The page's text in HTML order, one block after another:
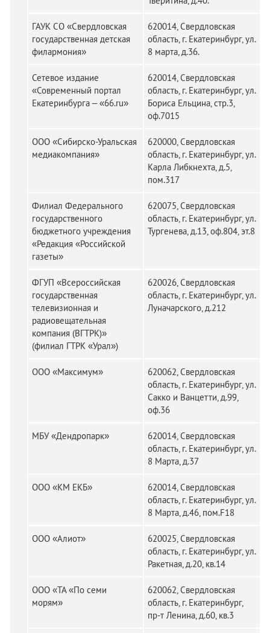
ГАУК СО «Свердловская
государственная детская
филармония»
620014, Свердловская
область, г. Екатеринбург, ул.
8 марта, д.36.
Сетевое издание
«Современный портал
Екатеринбурга ‒ «66.ru»
620014, Свердловская
область, г. Екатеринбург, ул.
Бориса Ельцина, стр.3,
оф.7015
ООО «Сибирско-Уральская
медиакомпания»
620000, Свердловская
область, г. Екатеринбург, ул.
Карла Либкнехта, д.5,
пом.317
Филиал Федерального
государственного
бюджетного учреждения
«Редакция «Российской
газеты»
620075, Свердловская
область, г. Екатеринбург, ул.
Тургенева, д.13, оф.804, эт.8
ФГУП «Всероссийская
государственная
телевизионная и
радиовещательная
компания (ВГТРК)»
(филиал ГТРК «Урал»)
620026, Свердловская
область, г. Екатеринбург, ул.
Луначарского, д.212
ООО «Максимум»
620062, Свердловская
область, г. Екатеринбург, ул.
Сакко и Ванцетти, д.99,
оф.36
МБУ «Дендропарк»
620014, Свердловская
область, г. Екатеринбург, ул.
8 Марта, д.37
ООО «КМ ЕКБ»
620014, Свердловская
область, г. Екатеринбург, ул.
8 Марта, д.46, пом.F18
ООО «Алиот»
620025, Свердловская
область, г. Екатеринбург, ул.
Ракетная, д.20, кв.14
ООО «ТА «По семи
морям»
620062, Свердловская
область, г. Екатеринбург,
пр-т Ленина, д.60, кв.3